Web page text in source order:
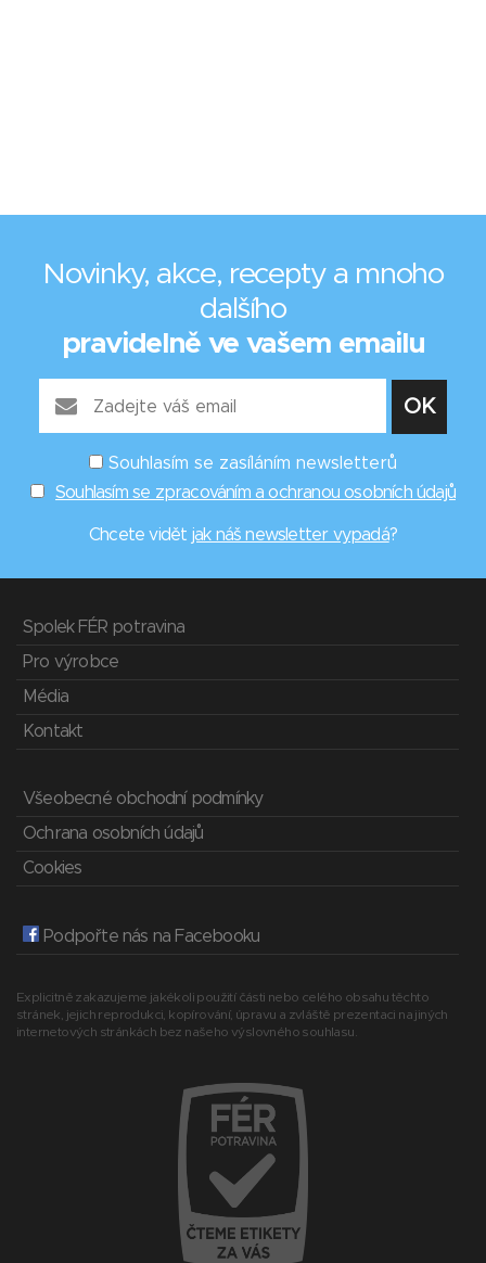
Novinky, akce, recepty a mnoho
dalšího
pravidelně ve vašem emailu
Souhlasím se zasíláním newsletterů
Souhlasím se zpracováním a ochranou osobních údajů
Chcete vidět jak náš newsletter vypadá?
Spolek FÉR potravina
Pro výrobce
Média
Kontakt
Všeobecné obchodní podmínky
Ochrana osobních údajů
Cookies
Podpořte nás na Facebooku
Explicitně zakazujeme jakékoli použití části nebo celého obsahu těchto
stránek, jejich reprodukci, kopírování, úpravu a zvláště prezentaci na jiných
internetových stránkách bez našeho výslovného souhlasu.